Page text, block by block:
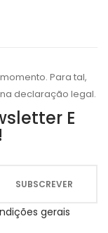
Para tal,
declaração legal.
E
gerais